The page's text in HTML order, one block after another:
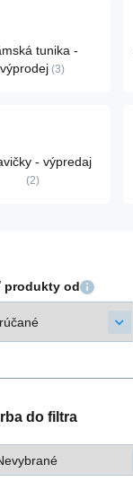
tunika -
výprodej 3
- výpredaj
2
produkty od
do filtra